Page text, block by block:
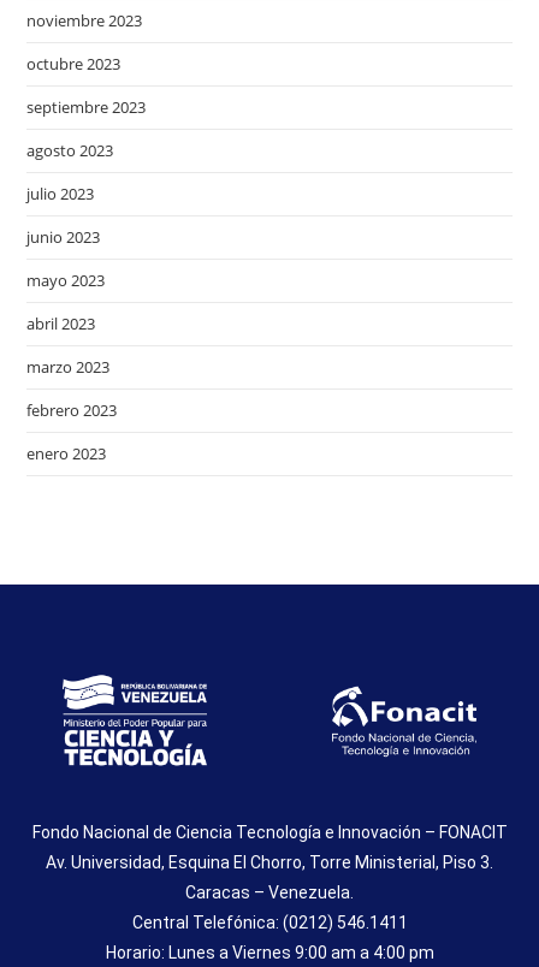
noviembre 2023
octubre 2023
septiembre 2023
agosto 2023
julio 2023
junio 2023
mayo 2023
abril 2023
marzo 2023
febrero 2023
enero 2023
Fondo Nacional de Ciencia Tecnología e Innovación – FONACIT
Av. Universidad, Esquina El Chorro, Torre Ministerial, Piso 3.
Caracas – Venezuela.
Central Telefónica: (0212) 546.1411
Horario: Lunes a Viernes 9:00 am a 4:00 pm